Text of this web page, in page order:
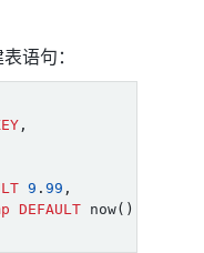
语句：
,
9 . 99 ,
DEFAULT now()